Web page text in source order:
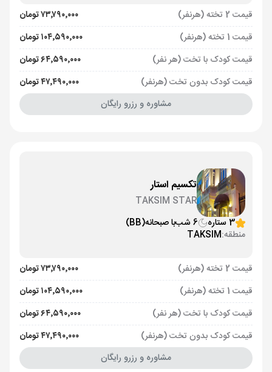
قیمت 2 تخته (هرنفر)
۷۳٬۷۹۰٬۰۰۰ تومان
قیمت 1 تخته (هرنفر)
۱۰۴٬۵۹۰٬۰۰۰ تومان
قیمت کودک با تخت (هر نفر)
۶۴٬۵۹۰٬۰۰۰ تومان
قیمت کودک بدون تخت (هرنفر)
۴۷٬۴۹۰٬۰۰۰ تومان
مشاوره و رزرو رایگان
تکسیم استار
TAKSIM STAR
3 ستاره
6 شب با صبحانه(BB)
منطقه:TAKSIM
قیمت 2 تخته (هرنفر)
۷۳٬۷۹۰٬۰۰۰ تومان
قیمت 1 تخته (هرنفر)
۱۰۴٬۵۹۰٬۰۰۰ تومان
قیمت کودک با تخت (هر نفر)
۶۴٬۵۹۰٬۰۰۰ تومان
قیمت کودک بدون تخت (هرنفر)
۴۷٬۴۹۰٬۰۰۰ تومان
مشاوره و رزرو رایگان